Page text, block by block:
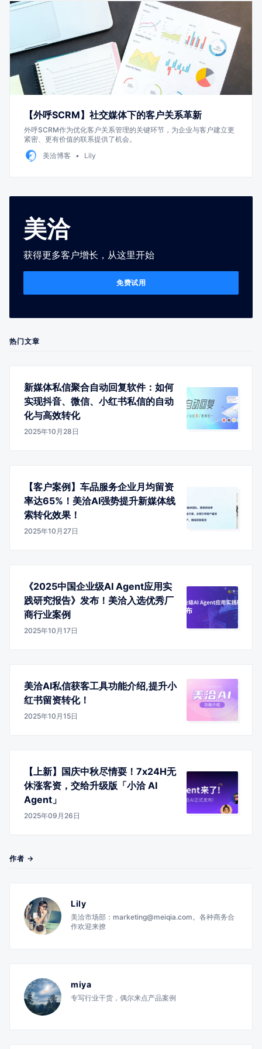
【外呼SCRM】社交媒体下的客户关系革新
外呼SCRM作为优化客户关系管理的关键环节，为企业与客户建立更
紧密、更有价值的联系提供了机会。
美洽博客
Lily
美洽
获得更多客户增长，从这里开始
免费试用
热门文章
新媒体私信聚合自动回复软件：如何
实现抖音、微信、小红书私信的自动
化与高效转化
2025年10月28日
【客户案例】车品服务企业月均留资
率达65%！美洽AI强势提升新媒体线
索转化效果！
2025年10月27日
《2025中国企业级AI Agent应用实
践研究报告》发布！美洽入选优秀厂
商行业案例
2025年10月17日
美洽AI私信获客工具功能介绍,提升小
红书留资转化！
2025年10月15日
【上新】国庆中秋尽情耍！7x24H无
休涨客资，交给升级版「小洽 AI
Agent」
2025年09月26日
作者 →
Lily
美洽市场部：marketing@meiqia.com。各种商务合
作欢迎来撩
miya
专写行业干货，偶尔来点产品案例